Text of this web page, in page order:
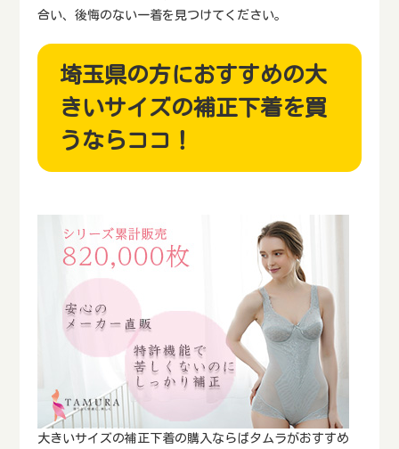
合い、後悔のない一着を見つけてください。
埼玉県の方におすすめの大
きいサイズの補正下着を買
うならココ！
大きいサイズの補正下着の購入ならばタムラがおすすめ